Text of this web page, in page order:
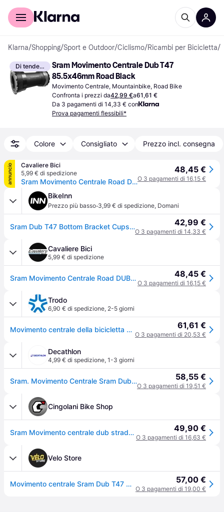
Per il tuo shopping
Klarna/Shopping/Sport e Outdoor/Ciclismo/Ricambi per Bicicletta/
Di tendenza
Sram Movimento Centrale Dub T47
85.5x46mm Road Black
Movimento Centrale, Mountainbike, Road Bike
Confronta i prezzi da42,99 €a61,61 €
Da 3 pagamenti di 14,33 € con
Prova pagamenti flessibili*
Colore Consigliato Prezzo incl. consegna
annuncio
Cavaliere Bici
5,99 € di spedizione
Sram Movimento Centrale Road DUB T47 85,5x46mm
48,45 €
O 3 pagamenti di 16,15 €
BikeInn
Prezzo più basso·3,99 € di spedizione, Domani
Sram Dub T47 Bottom Bracket Cups Nero 85.5 mm 42,99 €
O 3 pagamenti di 14,33 €
Cavaliere Bici
5,99 € di spedizione
Sram Movimento Centrale Road DUB T47 85,5x46mm 48,45 €
O 3 pagamenti di 16,15 €
Trodo
6,90 € di spedizione, 2-5 giorni
Movimento centrale della bicicletta SRAM T47-85.5 DUB Road 61,61 €
O 3 pagamenti di 20,53 €
Decathlon
4,99 € di spedizione, 1-3 giorni
Sram. Movimento Centrale Sram Dub T47 Route 85,5mm Movimento Centrale Ritiro Gratis - nero - NO SIZE 58,55 €
O 3 pagamenti di 19,51 €
Cingolani Bike Shop
Sram Movimento centrale dub strada t47 85,5x46mm 49,90 €
O 3 pagamenti di 16,63 €
Velo Store
Movimento centrale Sram Dub T47 Route 85,5Mm - Noir 57,00 €
O 3 pagamenti di 19,00 €